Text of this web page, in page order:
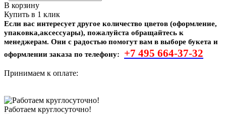
В корзину
Купить в 1 клик
Если вас интересует другое количество цветов (оформление,
упаковка,аксессуары), пожалуйста обращайтесь к
менеджерам. Они с радостью помогут вам в выборе букета и
оформлении заказа по телефону:
+7 495 664-37-32
Принимаем к оплате:
Работаем круглосуточно!